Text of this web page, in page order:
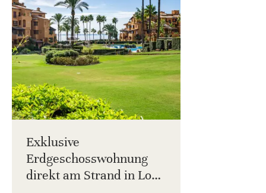
Exklusive
Erdgeschosswohnung
direkt am Strand in Los